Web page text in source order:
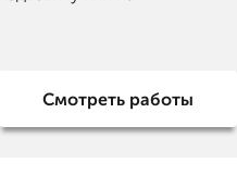
Смотреть работы